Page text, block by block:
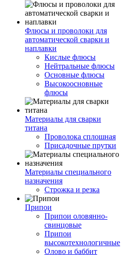
Флюсы и проволоки для
автоматической сварки и
наплавки
Кислые флюсы
Нейтральные флюсы
Основные флюсы
Высокоосновные
флюсы
Материалы для сварки
титана
Проволока сплошная
Присадочные прутки
Материалы специального
назначения
Строжка и резка
Припои
Припои оловянно-
свинцовые
Припои
высокотехнологичные
Олово и баббит